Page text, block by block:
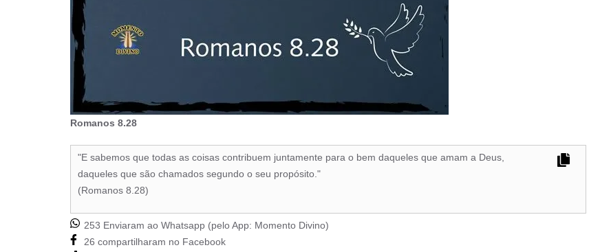
Romanos 8.28
"E sabemos que todas as coisas contribuem juntamente para o bem daqueles que amam a Deus,
daqueles que são chamados segundo o seu propósito."
(Romanos 8.28)
253 Enviaram ao Whatsapp (pelo App: Momento Divino)
26 compartilharam no Facebook